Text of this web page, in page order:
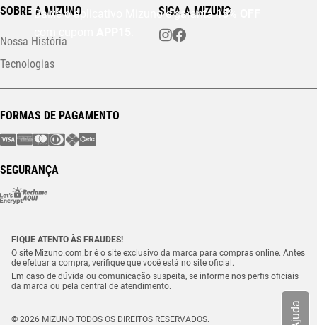
Ajuda
Baixe o aplicativo Mizuno e garanta15% OFF
SOBRE A MIZUNO
Nossa História
Tecnologias
SIGA A MIZUNO
FORMAS DE PAGAMENTO
SEGURANÇA
FIQUE ATENTO ÀS FRAUDES!
O site Mizuno.com.br é o site exclusivo da marca para compras online. Antes
de efetuar a compra, verifique que você está no site oficial.
Em caso de dúvida ou comunicação suspeita, se informe nos perfis oficiais
da marca ou pela central de atendimento.
© 2026 MIZUNO TODOS OS DIREITOS RESERVADOS.